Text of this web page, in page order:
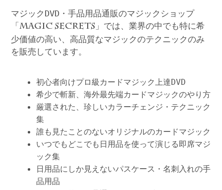
マジックDVD・手品用品通販のマジックショップ
「 MAGIC SECRETS 」では、業界の中でも特に希
少価値の高い、高品質なマジックのテクニックのみ
を販売しています。
初心者向けプロ級カードマジック上達DVD
希少で斬新、海外最先端カードマジックのやり方
厳選された、珍しいカラーチェンジ・テクニック
集
誰も見たことのないオリジナルのカードマジック
いつでもどこでも日用品を使って演じる即席マジ
ック集
日用品にしか見えないパスケース・名刺入れの手
品用品